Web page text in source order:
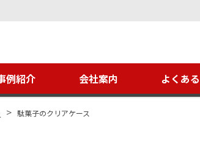
例紹介 会社案内 よくあ
> 駄菓子のクリアケース